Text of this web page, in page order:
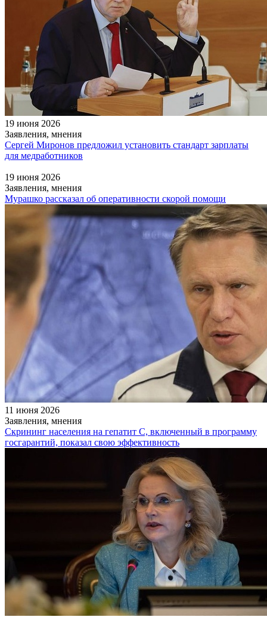
19 июня 2026
Заявления, мнения
Сергей Миронов предложил установить стандарт зарплаты
для медработников
19 июня 2026
Заявления, мнения
Мурашко рассказал об оперативности скорой помощи
11 июня 2026
Заявления, мнения
Скрининг населения на гепатит С, включенный в программу
госгарантий, показал свою эффективность